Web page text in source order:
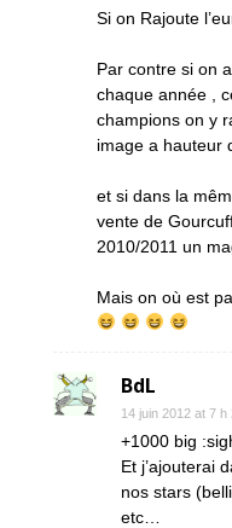
Si on Rajoute
Par contre si on
chaque année ,
champions on y
image a hauteur
et si dans la
vente de
2010/2011 un
Mais on où est
BdL
14 juin 2012 at 7 h
+1000 big
Et j’ajouterai
nos stars
etc…